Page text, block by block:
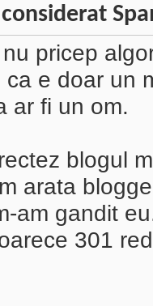
pricep
e doar un
ar fi un om.
blogul
arata
am gandit
301